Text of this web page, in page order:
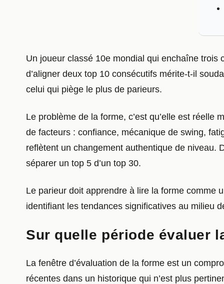
Un joueur classé 10e mondial qui enchaîne
d’aligner deux top 10 consécutifs mérite-t-il
celui qui piège le plus de parieurs.
Le problème de la forme, c’est qu’elle est réelle
de facteurs : confiance, mécanique de swing,
reflètent un changement authentique de niveau.
séparer un top 5 d’un top 30.
Le parieur doit apprendre à lire la forme comme
identifiant les tendances significatives au milieu
Sur quelle période évaluer
La fenêtre d’évaluation de la forme est un
récentes dans un historique qui n’est plus